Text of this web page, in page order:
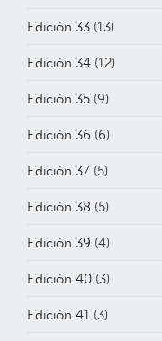
Edición 33 (13)
Edición 34 (12)
Edición 35 (9)
Edición 36 (6)
Edición 37 (5)
Edición 38 (5)
Edición 39 (4)
Edición 40 (3)
Edición 41 (3)